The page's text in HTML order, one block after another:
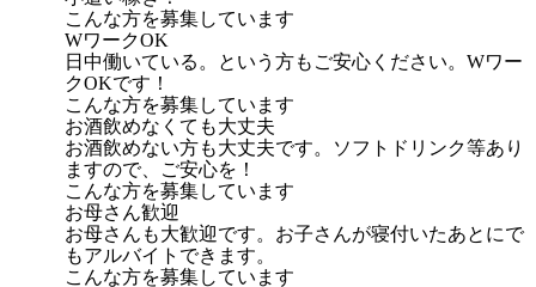
こんな方を募集しています
WワークOK
日中働いている。という方もご安心ください。Wワー
クOKです！
こんな方を募集しています
お酒飲めなくても大丈夫
お酒飲めない方も大丈夫です。ソフトドリンク等あり
ますので、ご安心を！
こんな方を募集しています
お母さん歓迎
お母さんも大歓迎です。お子さんが寝付いたあとにで
もアルバイトできます。
こんな方を募集しています